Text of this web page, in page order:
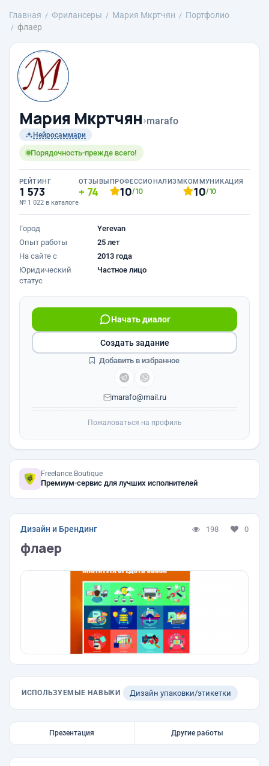
Главная Фрилансеры Mария Мкртчян
Портфолио
флаер
Mария Мкртчян›marafo
Нейросаммари
Порядочность-прежде всего!
РЕЙТИНГ
1 573
№ 1 022 в каталоге
ОТЗЫВЫ
74
ПРОФЕССИОНАЛИЗМ
10/10
КОММУНИКАЦИЯ
10/10
Город
Yerevan
Опыт работы
25 лет
На сайте с
2013 года
Юридический
статус
Частное лицо
Начать диалог
marafo@mail.ru
Создать задание
Добавить в избранное
Пожаловаться на профиль
Freelance.Boutique
Премиум-сервис для лучших исполнителей
Дизайн и Брендинг 198 0
флаер
ИСПОЛЬЗУЕМЫЕ НАВЫКИ Дизайн упаковки/этикетки
Презентация Другие работы